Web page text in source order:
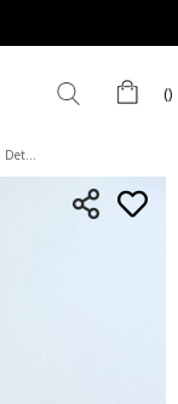
Cep Ve Kol Detaylı Vual Viskon Yırtmaçlı Büyük Beden Siyah Tunik